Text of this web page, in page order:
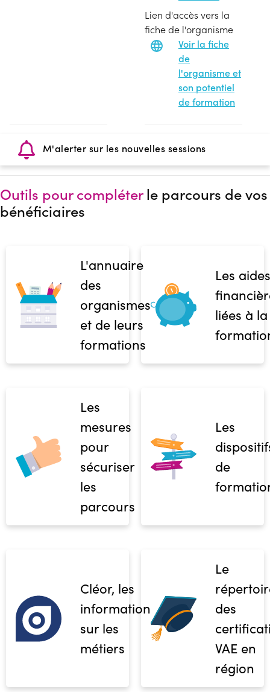
Lien d'accès vers la
fiche de l'organisme
Voir la fiche
de
l'organisme et
son potentiel
de formation
M'alerter sur les nouvelles sessions
Outils pour compléterle parcours de vos
bénéficiaires
L'annuaire
des
organismes
et de leurs
formations
Les aides
liées à la
Les
mesures
pour
sécuriser
les
parcours
Les
de
Cléor, les
informations
sur les
métiers
Le
des
VAE en
région